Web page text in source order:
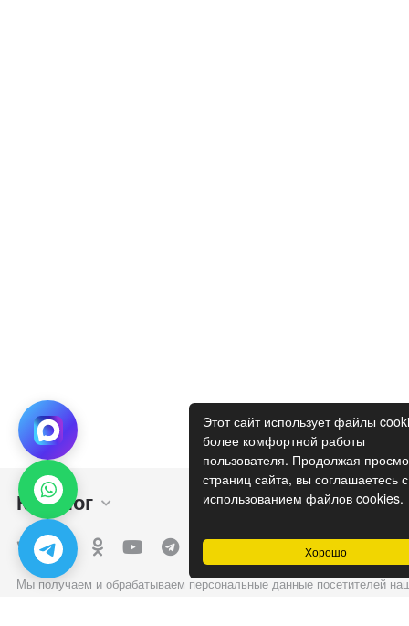
Хорошо
Этот сайт использует файлы
более комфортной работы
пользователя. Продолжая
страниц сайта, вы соглашаетесь с
использованием файлов cookies.
Каталог Покупателям
Мы получаем и обрабатываем персональные данные посетителей